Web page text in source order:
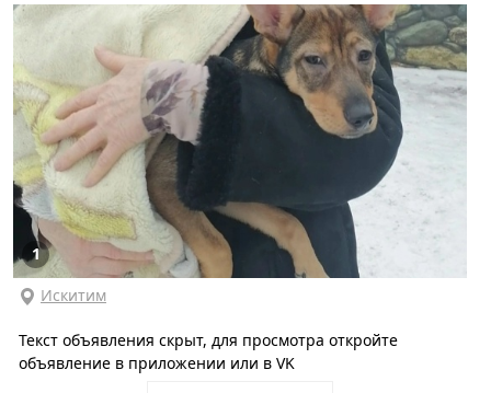
1
Искитим
Текст объявления скрыт, для просмотра откройте
объявление в приложении или в VK